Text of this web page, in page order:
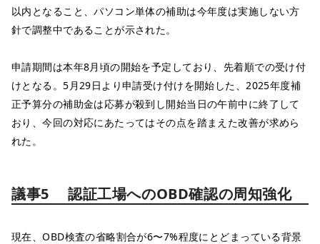
以内となること、パソコン単体の補助は今年度は実施しない方
針で調整中であることが示された。
申請期間は本年8月頃の開始を予定しており、先着順での受け付
けとなる。5月29日より申請受け付けを開始した、2025年度補
正予算分の補助金は応募が殺到し開始当日の午前中に終了して
おり、今回の対応にあたってはその点を踏まえた改善が求めら
れた。
議事5 認証工場へのOBD確認の周知強化
現在、OBD検査の省略割合が6〜7%程度にとどまっている背景